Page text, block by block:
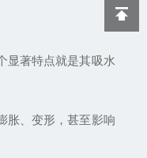
显著特点就是其吸水
胀、变形，甚至影响